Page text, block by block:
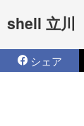
shell 立川
シェア